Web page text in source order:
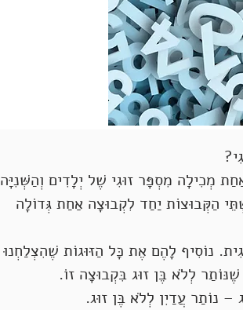
מְכִילָה מִסְפָּר זוּגִי שֶׁל יְלָדִים וְהַשְּׁנִיָּה
הַקְּבוּצוֹת יַחַד לִקְבוּצָה אַחַת גְּדוֹלָה
נוֹסִיף לָהֶם אֶת כָּל הַזּוּגוֹת שֶׁהִצְלַחְנוּ
לְלֹא בֶּן זוּג בִּקְבוּצָה זוֹ.
נוֹתַר עֲדַיִן לְלֹא בֶּן זוּג.